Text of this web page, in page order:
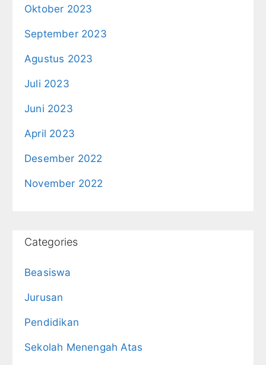
Oktober 2023
September 2023
Agustus 2023
Juli 2023
Juni 2023
April 2023
Desember 2022
November 2022
Categories
Beasiswa
Jurusan
Pendidikan
Sekolah Menengah Atas